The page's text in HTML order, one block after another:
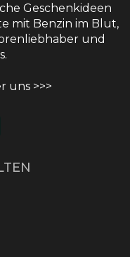
Geschenkideen
mit Benzin im Blut,
und
uns >>>